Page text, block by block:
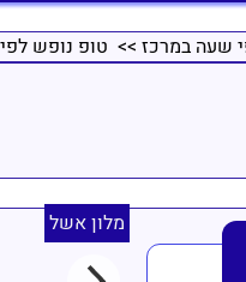
שעה במרכז >> טופ נופש
מלון אשל